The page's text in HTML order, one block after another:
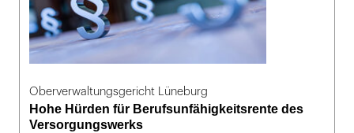
Oberverwaltungsgericht Lüneburg
Hohe Hürden für Berufsunfähigkeitsrente des
Versorgungswerks